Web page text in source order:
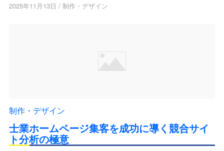
2025年11月13日 / 制作・デザイン
制作・デザイン
士業ホームページ集客を成功に導く競合サイ
ト分析の極意